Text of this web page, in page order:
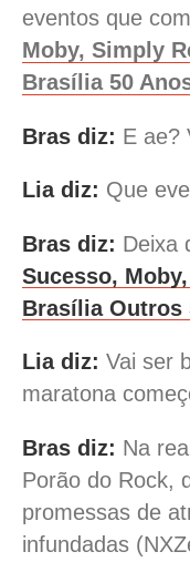
eventos que
Moby, Simply
Brasília 50
Bras diz: E ae?
Lia diz: Que
Bras diz: Deixa
Sucesso,
Brasília Outros
Lia diz: Vai ser
maratona
Bras diz: Na
Porão do Rock,
promessas de
infundadas